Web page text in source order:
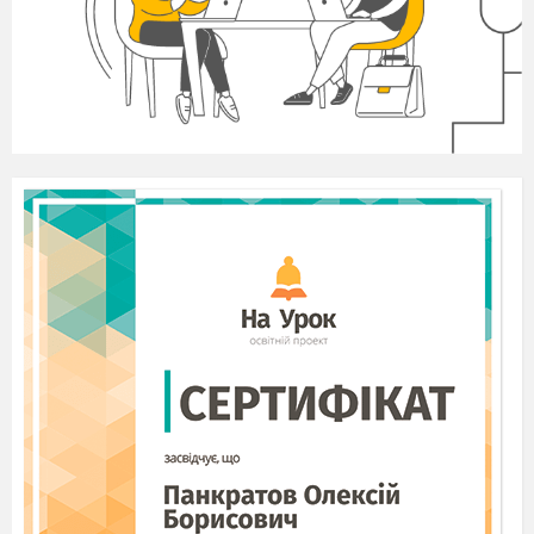
- Не можна ледарювати, коли всі працюють,
- Не можна сміятися над старістю і старими
людьми, про старість треба говорити тільки з
- Не можна заходити в суперечку з
старшими.
Не можна виявляти незадоволення тим, ,що в
тебе немає якоїсь речі.
- Не можна допускати, щоб мати давала тобі те,
чого вона не бере собі.
- Не можна робити того, що осуджують
- Не можна залишати старшу рідну людину
одинокою
- Не можна збиратися в дорогу не спитавши
дозволу і поради у старших.